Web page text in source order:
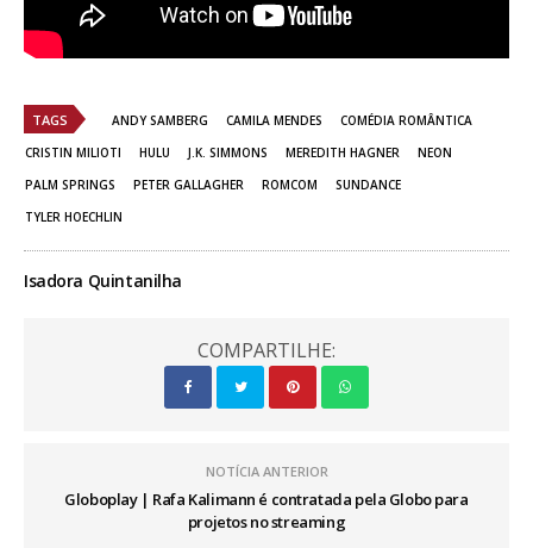
TAGS ANDY SAMBERG CAMILA MENDES
COMÉDIA ROMÂNTICA
CRISTIN MILIOTI
HULU J.K. SIMMONS MEREDITH HAGNER
NEON
PALM SPRINGS
PETER GALLAGHER ROMCOM
SUNDANCE
TYLER HOECHLIN
Isadora Quintanilha
COMPARTILHE:
NOTÍCIA ANTERIOR
Globoplay | Rafa Kalimann é contratada pela Globo para
projetos no streaming